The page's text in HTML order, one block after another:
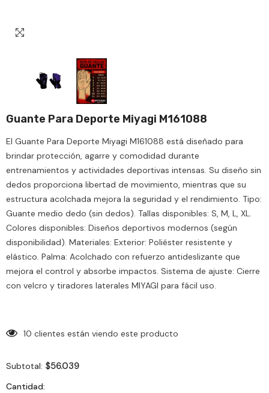
Guante Para Deporte Miyagi M161088
El Guante Para Deporte Miyagi M161088 está diseñado para
brindar protección, agarre y comodidad durante
entrenamientos y actividades deportivas intensas. Su diseño sin
dedos proporciona libertad de movimiento, mientras que su
estructura acolchada mejora la seguridad y el rendimiento. Tipo:
Guante medio dedo (sin dedos). Tallas disponibles: S, M, L, XL.
Colores disponibles: Diseños deportivos modernos (según
disponibilidad). Materiales: Exterior: Poliéster resistente y
elástico. Palma: Acolchado con refuerzo antideslizante que
mejora el control y absorbe impactos. Sistema de ajuste: Cierre
con velcro y tiradores laterales MIYAGI para fácil uso.
10 clientes están viendo este producto
Subtotal: $56.039
Cantidad: